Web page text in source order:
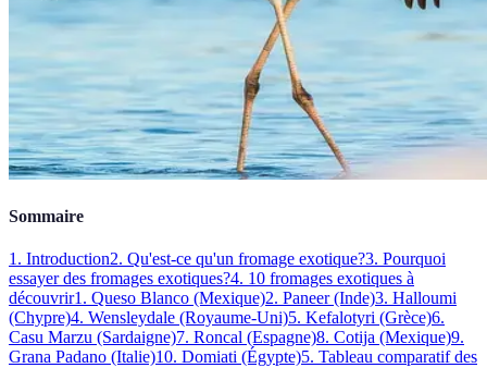
Sommaire
1. Introduction2. Qu'est-ce qu'un fromage exotique?3. Pourquoi
essayer des fromages exotiques?4. 10 fromages exotiques à
découvrir1. Queso Blanco (Mexique)2. Paneer (Inde)3. Halloumi
(Chypre)4. Wensleydale (Royaume-Uni)5. Kefalotyri (Grèce)6.
Casu Marzu (Sardaigne)7. Roncal (Espagne)8. Cotija (Mexique)9.
Grana Padano (Italie)10. Domiati (Égypte)5. Tableau comparatif des